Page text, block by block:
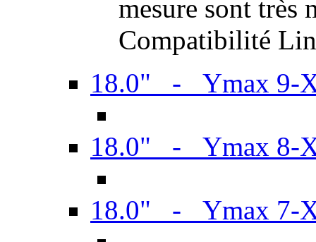
mesure sont très
Compatibilité
18.0" - Ymax 9-
18.0" - Ymax 8-
18.0" - Ymax 7-